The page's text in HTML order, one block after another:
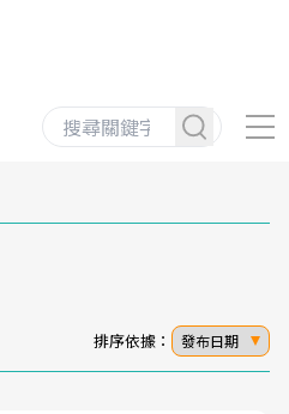
排序依據： 發布日期